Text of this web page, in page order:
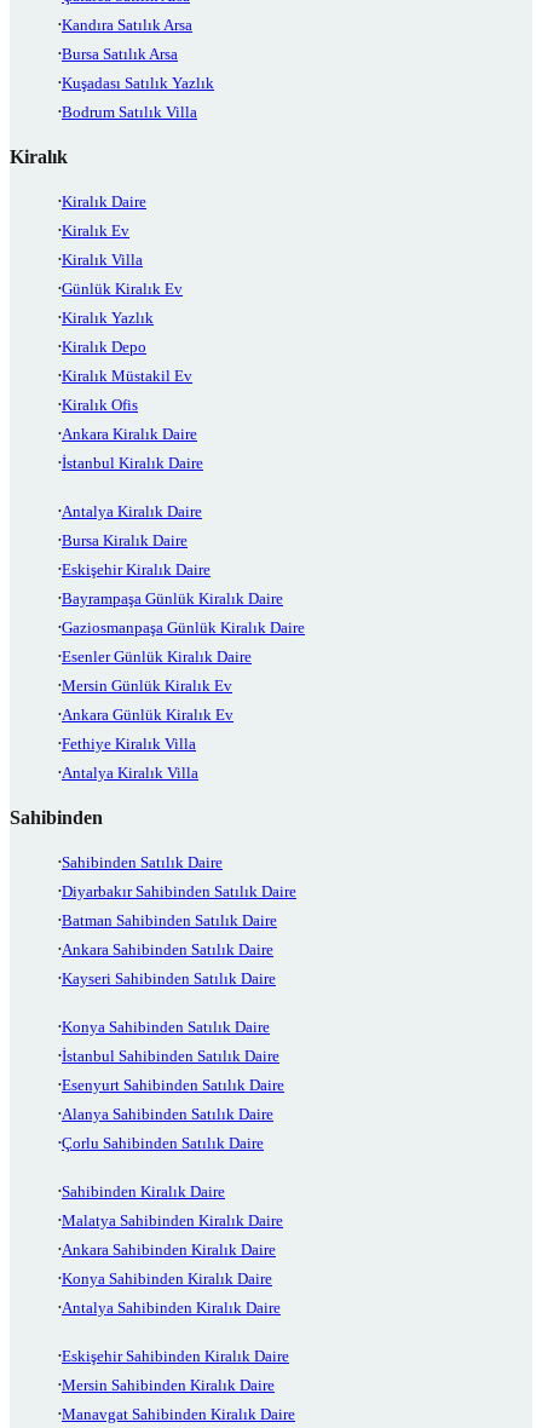
Kandıra Satılık Arsa
Bursa Satılık Arsa
Kuşadası Satılık Yazlık
Bodrum Satılık Villa
Kiralık
Kiralık Daire
Kiralık Ev
Kiralık Villa
Günlük Kiralık Ev
Kiralık Yazlık
Kiralık Depo
Kiralık Müstakil Ev
Kiralık Ofis
Ankara Kiralık Daire
İstanbul Kiralık Daire
Antalya Kiralık Daire
Bursa Kiralık Daire
Eskişehir Kiralık Daire
Bayrampaşa Günlük Kiralık Daire
Gaziosmanpaşa Günlük Kiralık Daire
Esenler Günlük Kiralık Daire
Mersin Günlük Kiralık Ev
Ankara Günlük Kiralık Ev
Fethiye Kiralık Villa
Antalya Kiralık Villa
Sahibinden
Sahibinden Satılık Daire
Diyarbakır Sahibinden Satılık Daire
Batman Sahibinden Satılık Daire
Ankara Sahibinden Satılık Daire
Kayseri Sahibinden Satılık Daire
Konya Sahibinden Satılık Daire
İstanbul Sahibinden Satılık Daire
Esenyurt Sahibinden Satılık Daire
Alanya Sahibinden Satılık Daire
Çorlu Sahibinden Satılık Daire
Sahibinden Kiralık Daire
Malatya Sahibinden Kiralık Daire
Ankara Sahibinden Kiralık Daire
Konya Sahibinden Kiralık Daire
Antalya Sahibinden Kiralık Daire
Eskişehir Sahibinden Kiralık Daire
Mersin Sahibinden Kiralık Daire
Manavgat Sahibinden Kiralık Daire